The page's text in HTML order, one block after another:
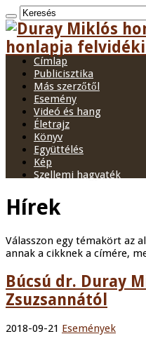
honlapja
Címlap
Publicisztika
Más szerzőtől
Esemény
Videó és hang
Életrajz
Könyv
Együttélés
Kép
Szellemi hagyaték
Hírek
Válasszon egy témakört az
annak a cikknek a címére,
Búcsú dr. Duray
Zsuzsannától
2018-09-21 Események